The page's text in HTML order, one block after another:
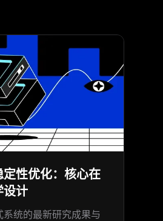
定性优化：核心在
设计
统的最新研究成果与